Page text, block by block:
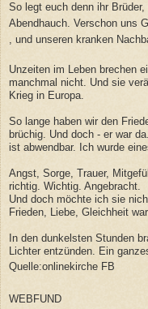
So legt euch denn ihr
Abendhauch. Verschon uns
, und unseren kranken
Unzeiten im Leben brechen
manchmal nicht. Und sie
Krieg in Europa.
So lange haben wir den
brüchig. Und doch - er war
ist abwendbar. Ich wurde
Angst, Sorge, Trauer,
richtig. Wichtig. Angebracht.
Und doch möchte ich sie
Frieden, Liebe, Gleichheit
In den dunkelsten Stunden
Lichter entzünden. Ein
Quelle:onlinekirche FB
WEBFUND